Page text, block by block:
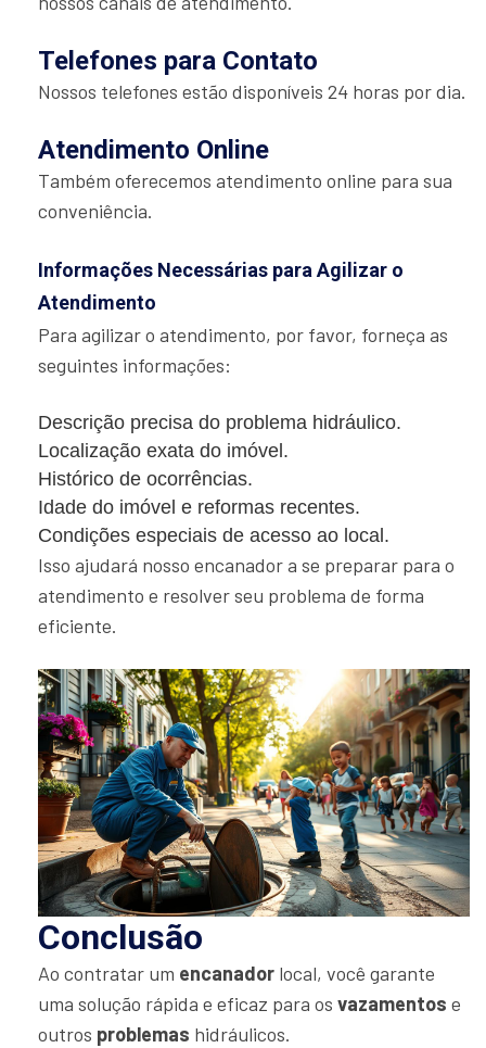
Telefones para Contato
Nossos telefones estão disponíveis 24 horas por dia.
Atendimento Online
Também oferecemos atendimento online para sua
conveniência.
Informações Necessárias para Agilizar o
Atendimento
Para agilizar o atendimento, por favor, forneça as
seguintes informações:
Descrição precisa do problema hidráulico.
Localização exata do imóvel.
Histórico de ocorrências.
Idade do imóvel e reformas recentes.
Condições especiais de acesso ao local.
Isso ajudará nosso encanador a se preparar para o
atendimento e resolver seu problema de forma
eficiente.
Conclusão
Ao contratar um encanador local, você garante
uma solução rápida e eficaz para os vazamentos e
outros problemas hidráulicos.